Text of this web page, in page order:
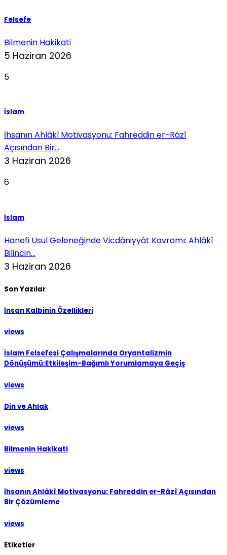
Felsefe
Bilmenin Hakikati
5 Haziran 2026
5
İslam
İhsanın Ahlâkî Motivasyonu: Fahreddin er-Râzî
Açısından Bir...
3 Haziran 2026
6
İslam
Hanefi Usul Geleneğinde Vicdâniyyât Kavramı: Ahlâkî
Bilincin...
3 Haziran 2026
Son Yazılar
İnsan Kalbinin Özellikleri
views
İslam Felsefesi Çalışmalarında Oryantalizmin
Dönüşümü:Etkileşim-Bağımlı Yorumlamaya Geçiş
views
Din ve Ahlak
views
Bilmenin Hakikati
views
İhsanın Ahlâkî Motivasyonu: Fahreddin er-Râzî Açısından
Bir Çözümleme
views
Etiketler